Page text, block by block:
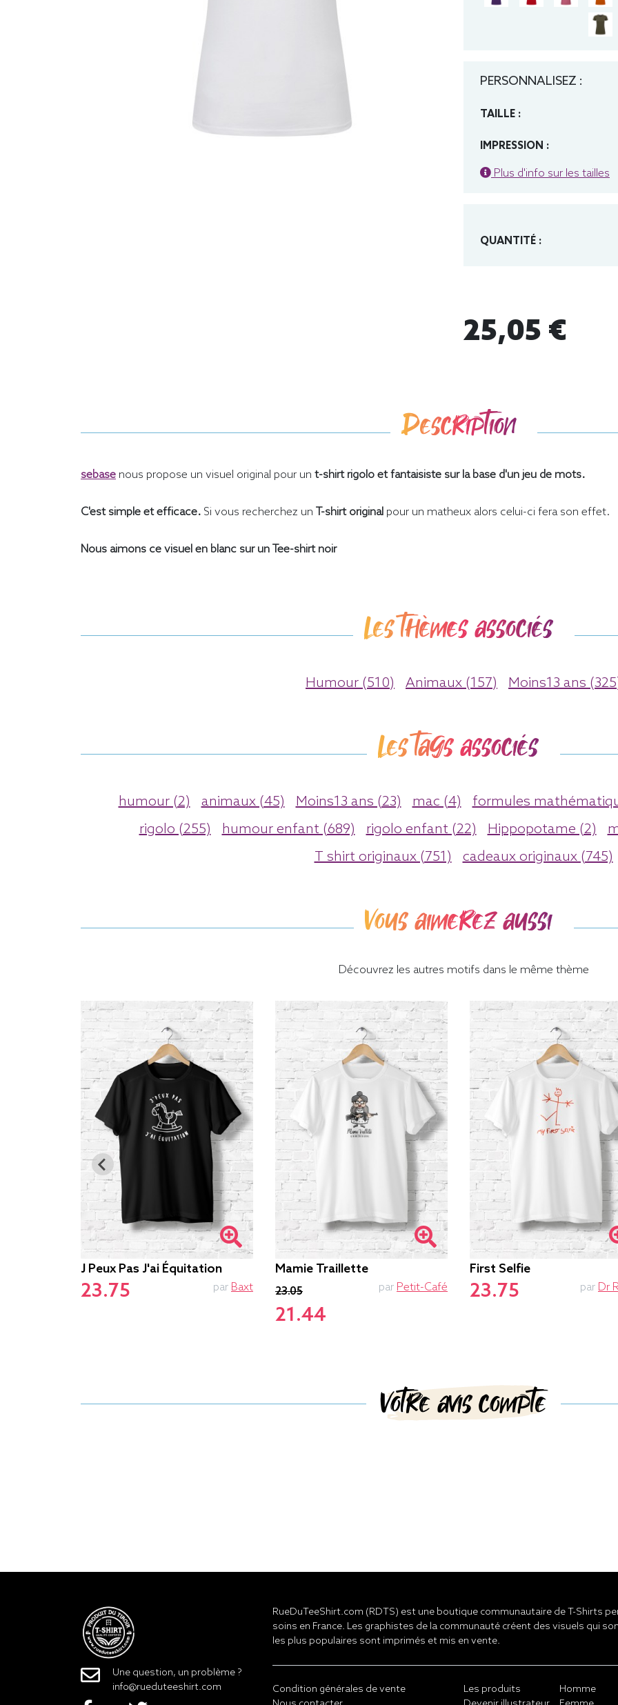
PERSONNALISEZ :
TAILLE :
IMPRESSION :
Plus d'info sur les tailles
QUANTITÉ :
25,05 €
Description
sebase nous propose un visuel original pour un t-shirt rigolo et fantaisiste sur la base d'un jeu de mots.
C'est simple et efficace. Si vous recherchez un T-shirt original pour un matheux alors celui-ci fera son effet.
Nous aimons ce visuel en blanc sur un Tee-shirt noir
Les thèmes associés
Humour (510) Animaux (157) Moins13 ans
Les tags associés
humour (2) animaux (45) Moins13 ans (23) mac (4)
formules
rigolo (255)
humour enfant (689) rigolo enfant (22) Hippopotame (2)
T shirt originaux (751)
cadeaux originaux (745)
Vous aimerez aussi
Découvrez les autres motifs dans le même thème
J Peux Pas J'ai Équitation
23.75 par Baxt
Mamie Traillette
23.05
21.44
par Petit-Café
First Selfie
23.75 par Dr
Votre avis compte
Une question, un problème ?
info@rueduteeshirt.com
RueDuTeeShirt.com (RDTS) est une boutique communautaire de T-Shirts
soins en France. Les graphistes de la communauté créent des visuels qui
les plus populaires sont imprimés et mis en vente.
Condition générales de vente
Les produits
Homme